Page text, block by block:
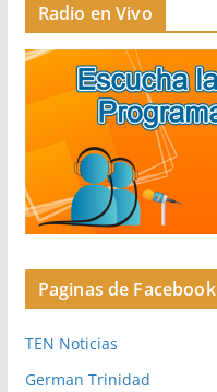
Radio en Vivo
Paginas de Facebook
TEN Noticias
German Trinidad